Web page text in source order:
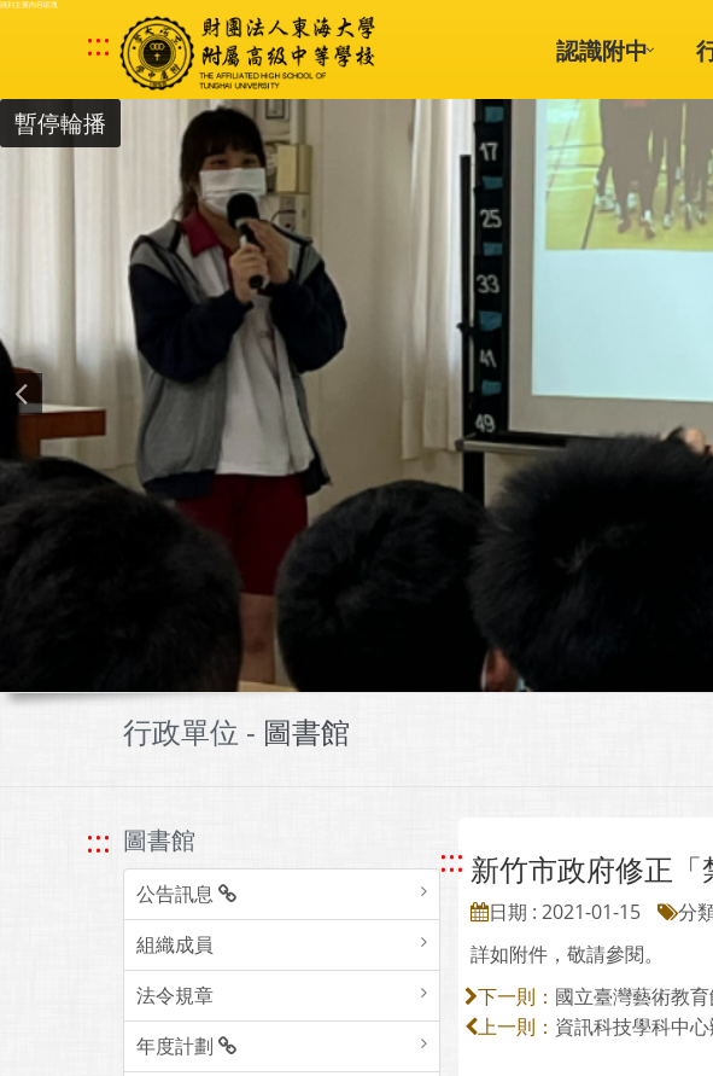
跳到主要內容區塊
::: 認識附中
暫停輪播
行政單位 - 圖書館
::: 圖書館
公告訊息
組織成員
法令規章
年度計劃
::: 新竹市政府修正
日期 : 2021-01-15 分
詳如附件，敬請參閱。
下一則： 國立臺灣藝術教
上一則： 資訊科技學科中